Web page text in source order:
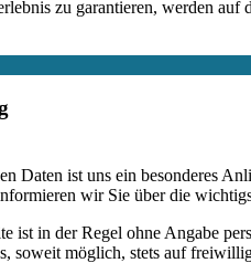
zu garantieren, werden
Daten ist uns ein besonderes
wir Sie über die
ist in der Regel ohne Angabe
soweit möglich, stets auf